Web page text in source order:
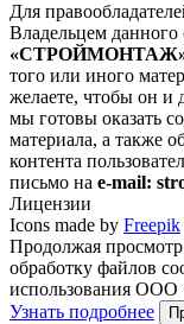
Для
Владельцем данного
того или иного
желаете, чтобы он и
мы готовы оказать
материала, а также
контента
письмо на e-mail:
Лицензии
Icons made by Freepik
Продолжая просмотр
обработку файлов
использования
Узнать подробнее